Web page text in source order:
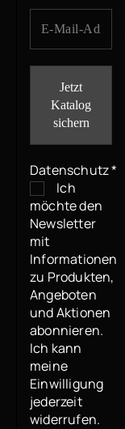
Datenschutz*
Ich
möchte den
Newsletter
mit
Informationen
zu Produkten,
Angeboten
und Aktionen
abonnieren.
Ich kann
meine
Einwilligung
jederzeit
widerrufen.